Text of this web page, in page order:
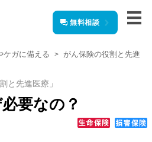
無料相談
ケガに備える
がん保険の役割と先進
と先進医療」
要なの？